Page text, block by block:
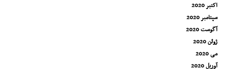
اکتبر 2020
سپتامبر 2020
آگوست 2020
ژوئن 2020
می 2020
آوریل 2020